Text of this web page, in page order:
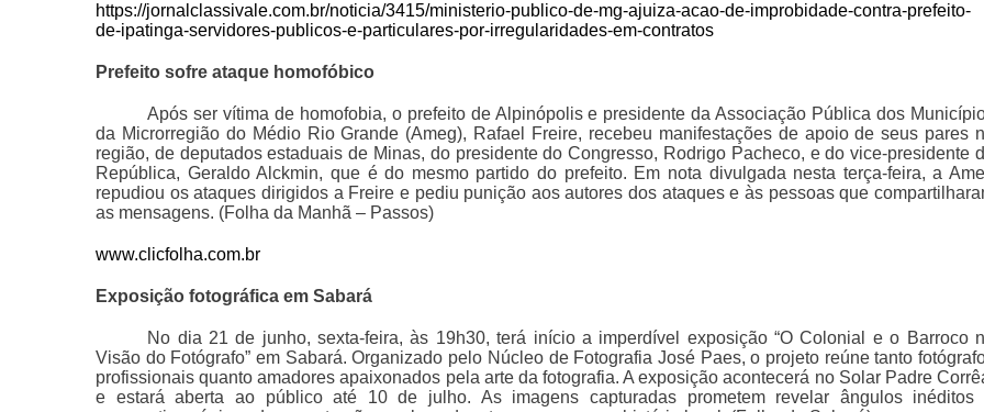
https://jornalclassivale.com.br/noticia/3415/ministerio-publico-de-mg-ajuiza-acao-de-improbidade-contra-prefeito-
de-ipatinga-servidores-publicos-e-particulares-por-irregularidades-em-contratos
Prefeito sofre ataque homofóbico
Após ser vítima de homofobia, o prefeito de Alpinópolis e presidente da Associação Pública dos
da Microrregião do Médio Rio Grande (Ameg), Rafael Freire, recebeu manifestações de apoio de seus pares
região, de deputados estaduais de Minas, do presidente do Congresso, Rodrigo Pacheco, e do vice-presidente
República, Geraldo Alckmin, que é do mesmo partido do prefeito. Em nota divulgada nesta terça-feira, a
repudiou os ataques dirigidos a Freire e pediu punição aos autores dos ataques e às pessoas que
as mensagens. (Folha da Manhã – Passos)
www.clicfolha.com.br
Exposição fotográfica em Sabará
No dia 21 de junho, sexta-feira, às 19h30, terá início a imperdível exposição “O Colonial e o Barroco
Visão do Fotógrafo” em Sabará. Organizado pelo Núcleo de Fotografia José Paes, o projeto reúne tanto
profissionais quanto amadores apaixonados pela arte da fotografia. A exposição acontecerá no Solar Padre
e estará aberta ao público até 10 de julho. As imagens capturadas prometem revelar ângulos inéditos